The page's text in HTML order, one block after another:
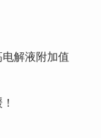
解液附加值